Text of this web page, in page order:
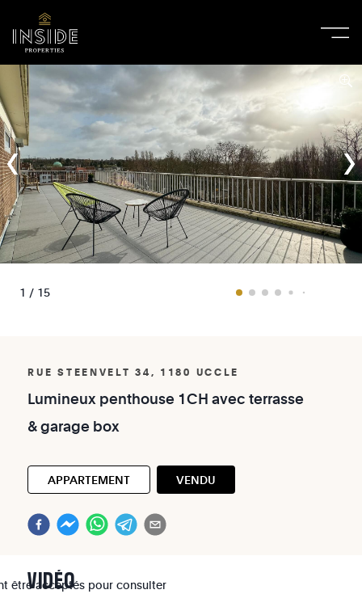
1 / 15
RUE STEENVELT 34, 1180 UCCLE
Lumineux penthouse 1CHavecterrasse
&garage box
APPARTEMENT VENDU
VIDÉO
être acceptés pour consulter